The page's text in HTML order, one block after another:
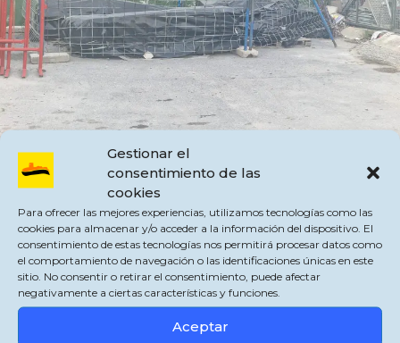
Gestionar el
consentimiento de las
cookies
Para ofrecer las mejores experiencias, utilizamos tecnologías como las
cookies para almacenar y/o acceder a la información del dispositivo. El
consentimiento de estas tecnologías nos permitirá procesar datos como
el comportamiento de navegación o las identificaciones únicas en este
sitio. No consentir o retirar el consentimiento, puede afectar
negativamente a ciertas características y funciones.
Aceptar
Es verdaderamente lamentable que el PSOE de Jimena intente jugar con el
miedo de los vecinos con el tema de los restos de uralita embalados en la
puerta de la nave municipal.
Estos restos paletizados y embalados
corresponden a restos recuperados por el Ayuntamiento que se encontraban
abandonados en diferentes lugares del municipio. Han pasado inspección de
las autoridades sanitarias y Seprona, concluyendo que están bien embalados.
En la actualidad se encuentran esperando el código de autorización de retirada
uralita, mientras no sea manipulada, no representa ningún riesgo. En nuestro